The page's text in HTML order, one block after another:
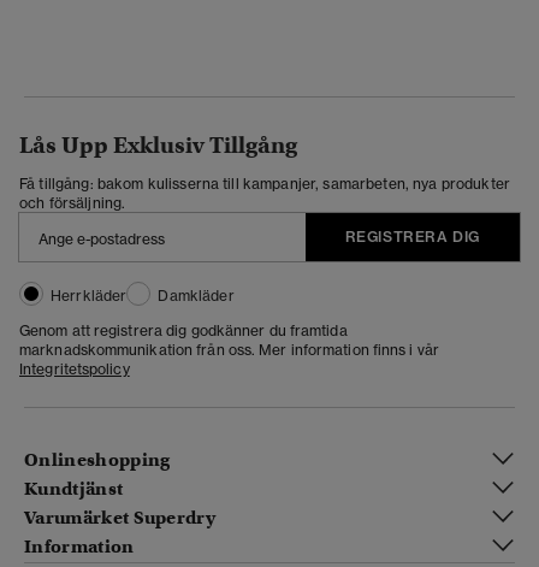
Lås Upp Exklusiv Tillgång
Få tillgång: bakom kulisserna till kampanjer, samarbeten, nya produkter
och försäljning.
REGISTRERA DIG
Herrkläder
Damkläder
Genom att registrera dig godkänner du framtida
marknadskommunikation från oss. Mer information finns i vår
Integritetspolicy
Onlineshopping
Kundtjänst
Varumärket Superdry
Information